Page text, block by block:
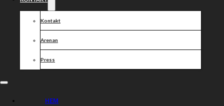
Kontakt
Arenan
Press
HEM